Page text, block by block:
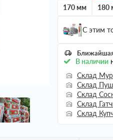
170 мм
180
С этим
В наличии
Склад
Склад
Склад
Склад
Склад